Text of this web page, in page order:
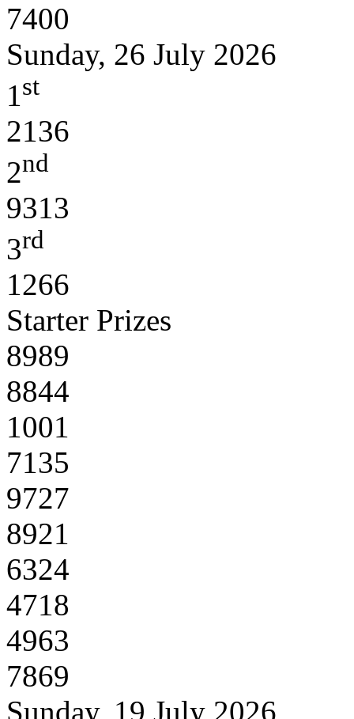
7400
Sunday, 26 July 2026
1st
2136
2nd
9313
3rd
1266
Starter Prizes
8989
8844
1001
7135
9727
8921
6324
4718
4963
7869
Sunday, 19 July 2026